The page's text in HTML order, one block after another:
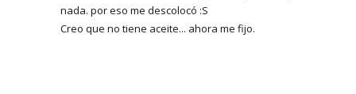
nada. por eso me descolocó :S
Creo que no tiene aceite... ahora me fijo.